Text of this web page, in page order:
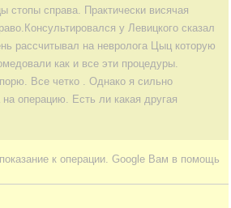
стопы справа. Практически висячая
у Левицкого сказал
рассчитывал на невролога Цыц которую
как и все эти процедуры.
Все четко . Однако я сильно
операцию. Есть ли какая другая
показание к операции. Google Вам в помощь